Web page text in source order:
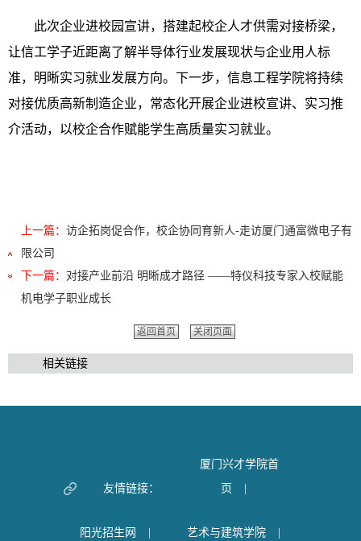
此次企业进校园宣讲，搭建起校企人才供需对接桥梁，
让信工学子近距离了解半导体行业发展现状与企业用人标
准，明晰实习就业发展方向。下一步，信息工程学院将持续
对接优质高新制造企业，常态化开展企业进校宣讲、实习推
介活动，以校企合作赋能学生高质量实习就业。
上一篇： 访企拓岗促合作，校企协同育新人-走访厦门通富微电子有
限公司
下一篇： 对接产业前沿 明晰成才路径 ——特仪科技专家入校赋能
机电学子职业成长
返回首页 关闭页面
相关链接
友情链接：
厦门兴才学院首
页
阳光招生网 艺术与建筑学院